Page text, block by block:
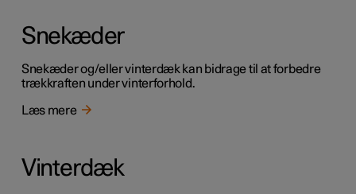
Snekæder
Snekæder og/eller vinterdæk kan bidrage til at forbedre
trækkraften under vinterforhold.
Læs mere
Vinterdæk